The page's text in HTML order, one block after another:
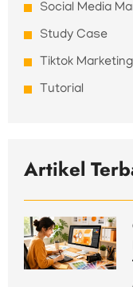
Social Media
Study Case
Tiktok Marketing
Tutorial
Artikel